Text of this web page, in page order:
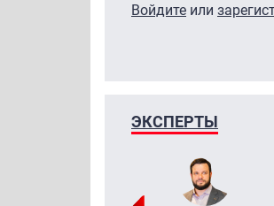
Войдите или
ЭКСПЕРТЫ